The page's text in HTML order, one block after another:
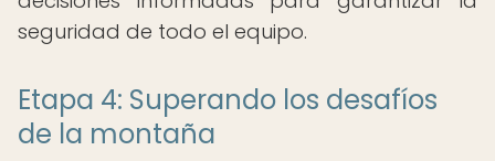
seguridad de todo el equipo.
Etapa 4: Superando los desafíos
de la montaña